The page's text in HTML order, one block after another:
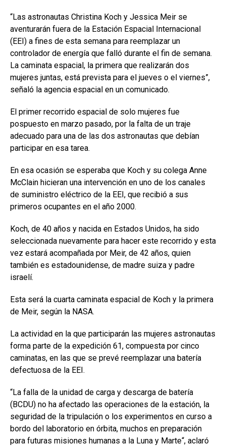
“Las astronautas Christina Koch y Jessica Meir se
aventurarán fuera de la Estación Espacial Internacional
(EEI) a fines de esta semana para reemplazar un
controlador de energía que falló durante el fin de semana.
La caminata espacial, la primera que realizarán dos
mujeres juntas, está prevista para el jueves o el viernes”,
señaló la agencia espacial en un comunicado.
El primer recorrido espacial de solo mujeres fue
pospuesto en marzo pasado, por la falta de un traje
adecuado para una de las dos astronautas que debían
participar en esa tarea.
En esa ocasión se esperaba que Koch y su colega Anne
McClain hicieran una intervención en uno de los canales
de suministro eléctrico de la EEI, que recibió a sus
primeros ocupantes en el año 2000.
Koch, de 40 años y nacida en Estados Unidos, ha sido
seleccionada nuevamente para hacer este recorrido y esta
vez estará acompañada por Meir, de 42 años, quien
también es estadounidense, de madre suiza y padre
israelí.
Esta será la cuarta caminata espacial de Koch y la primera
de Meir, según la NASA.
La actividad en la que participarán las mujeres astronautas
forma parte de la expedición 61, compuesta por cinco
caminatas, en las que se prevé reemplazar una batería
defectuosa de la EEI.
“La falla de la unidad de carga y descarga de batería
(BCDU) no ha afectado las operaciones de la estación, la
seguridad de la tripulación o los experimentos en curso a
bordo del laboratorio en órbita, muchos en preparación
para futuras misiones humanas a la Luna y Marte“, aclaró